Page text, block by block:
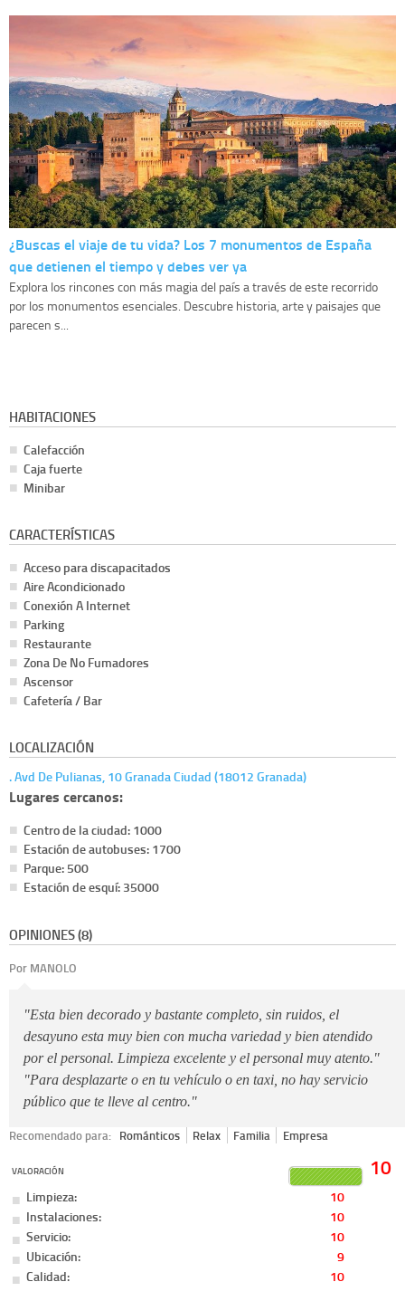
¿Buscas el viaje de tu vida? Los 7 monumentos de España
que detienen el tiempo y debes ver ya
Explora los rincones con más magia del país a través de este recorrido
por los monumentos esenciales. Descubre historia, arte y paisajes que
parecen s...
HABITACIONES
Calefacción
Caja fuerte
Minibar
CARACTERÍSTICAS
Acceso para discapacitados
Aire Acondicionado
Conexión A Internet
Parking
Restaurante
Zona De No Fumadores
Ascensor
Cafetería / Bar
LOCALIZACIÓN
. Avd De Pulianas, 10 Granada Ciudad (18012 Granada)
Lugares cercanos:
Centro de la ciudad: 1000
Estación de autobuses: 1700
Parque: 500
Estación de esquí: 35000
OPINIONES (8)
Por MANOLO
"Esta bien decorado y bastante completo, sin ruidos, el
desayuno esta muy bien con mucha variedad y bien atendido
por el personal. Limpieza excelente y el personal muy atento."
"Para desplazarte o en tu vehículo o en taxi, no hay servicio
público que te lleve al centro."
Recomendado para: Románticos Relax Familia Empresa
VALORACIÓN 10
Limpieza:
10
Instalaciones:
10
Servicio:
10
Ubicación:
9
Calidad:
10